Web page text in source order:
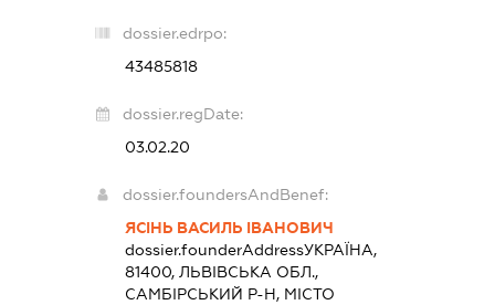
dossier.edrpo:
43485818
dossier.regDate:
03.02.20
dossier.foundersAndBenef:
ЯСІНЬ ВАСИЛЬ ІВАНОВИЧ
dossier.founderAddressУКРАЇНА,
81400, ЛЬВІВСЬКА ОБЛ.,
САМБІРСЬКИЙ Р-Н, МІСТО